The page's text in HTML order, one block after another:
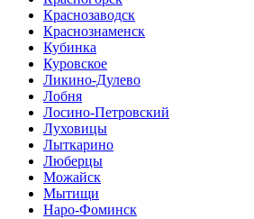
Краснозаводск
Краснознаменск
Кубинка
Куровское
Ликино-Дулево
Лобня
Лосино-Петровский
Луховицы
Лыткарино
Люберцы
Можайск
Мытищи
Наро-Фоминск